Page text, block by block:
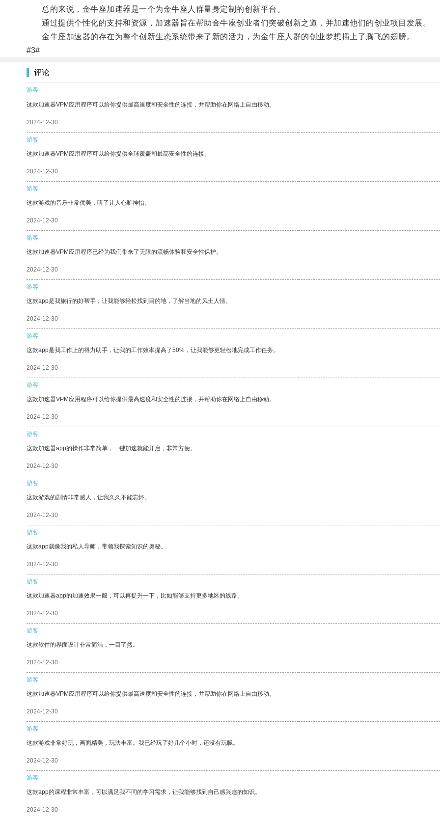
总的来说，金牛座加速器是一个为金牛座人群量身定制的创新平台。
通过提供个性化的支持和资源，加速器旨在帮助金牛座创业者们突破创新之道，并加速他们的创业项目发展。
金牛座加速器的存在为整个创新生态系统带来了新的活力，为金牛座人群的创业梦想插上了腾飞的翅膀。
#3#
评论
游客
这款加速器VPM应用程序可以给你提供最高速度和安全性的连接，并帮助你在网络上自由移动。
2024-12-30
游客
这款加速器VPM应用程序可以给你提供全球覆盖和最高安全性的连接。
2024-12-30
游客
这款游戏的音乐非常优美，听了让人心旷神怡。
2024-12-30
游客
这款加速器VPM应用程序已经为我们带来了无限的流畅体验和安全性保护。
2024-12-30
游客
这款app是我旅行的好帮手，让我能够轻松找到目的地，了解当地的风土人情。
2024-12-30
游客
这款app是我工作上的得力助手，让我的工作效率提高了50%，让我能够更轻松地完成工作任务。
2024-12-30
游客
这款加速器VPM应用程序可以给你提供最高速度和安全性的连接，并帮助你在网络上自由移动。
2024-12-30
游客
这款加速器app的操作非常简单，一键加速就能开启，非常方便。
2024-12-30
游客
这款游戏的剧情非常感人，让我久久不能忘怀。
2024-12-30
游客
这款app就像我的私人导师，带领我探索知识的奥秘。
2024-12-30
游客
这款加速器app的加速效果一般，可以再提升一下，比如能够支持更多地区的线路。
2024-12-30
游客
这款软件的界面设计非常简洁，一目了然。
2024-12-30
游客
这款加速器VPM应用程序可以给你提供最高速度和安全性的连接，并帮助你在网络上自由移动。
2024-12-30
游客
这款游戏非常好玩，画面精美，玩法丰富。我已经玩了好几个小时，还没有玩腻。
2024-12-30
游客
这款app的课程非常丰富，可以满足我不同的学习需求，让我能够找到自己感兴趣的知识。
2024-12-30